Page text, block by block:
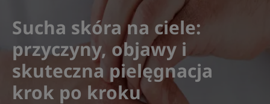
Sucha skóra na ciele:
przyczyny, objawy i
skuteczna pielęgnacja
krok po kroku